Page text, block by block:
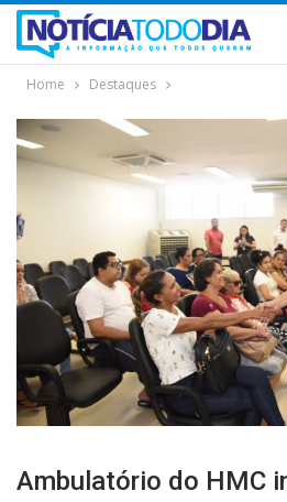
Home Destaques
Ambulatório do HMC